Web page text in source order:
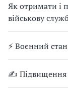
Як отримати і
військову
⚡ Воєнний
✍ Підвищення